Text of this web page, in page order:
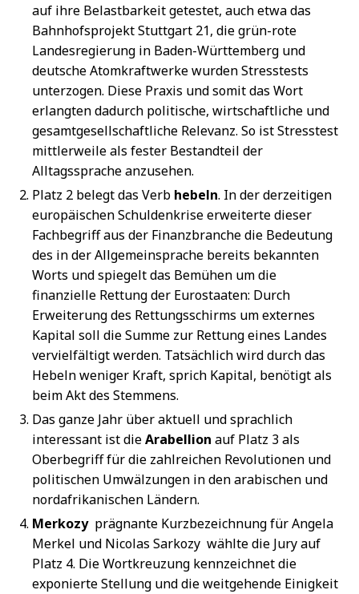
auf ihre Belastbarkeit getestet, auch etwa das
Bahnhofsprojekt Stuttgart 21, die grün-rote
Landesregierung in Baden-Württemberg und
deutsche Atomkraftwerke wurden Stresstests
unterzogen. Diese Praxis und somit das Wort
erlangten dadurch politische, wirtschaftliche und
gesamtgesellschaftliche Relevanz. So ist Stresstest
mittlerweile als fester Bestandteil der
Alltagssprache anzusehen.
Platz 2 belegt das Verb hebeln. In der derzeitigen
europäischen Schuldenkrise erweiterte dieser
Fachbegriff aus der Finanzbranche die Bedeutung
des in der Allgemeinsprache bereits bekannten
Worts und spiegelt das Bemühen um die
finanzielle Rettung der Eurostaaten: Durch
Erweiterung des Rettungsschirms um externes
Kapital soll die Summe zur Rettung eines Landes
vervielfältigt werden. Tatsächlich wird durch das
Hebeln weniger Kraft, sprich Kapital, benötigt als
beim Akt des Stemmens.
Das ganze Jahr über aktuell und sprachlich
interessant ist dieArabellion auf Platz 3 als
Oberbegriff für die zahlreichen Revolutionen und
politischen Umwälzungen in den arabischen und
nordafrikanischen Ländern.
Merkozy prägnante Kurzbezeichnung für Angela
Merkel und Nicolas Sarkozy  wählte die Jury auf
Platz 4. Die Wortkreuzung kennzeichnet die
exponierte Stellung und die weitgehende Einigkeit